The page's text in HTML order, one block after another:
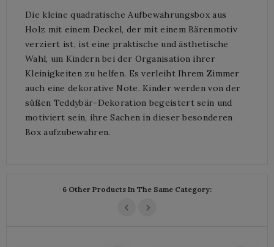
Die kleine quadratische Aufbewahrungsbox aus
Holz mit einem Deckel, der mit einem Bärenmotiv
verziert ist, ist eine praktische und ästhetische
Wahl, um Kindern bei der Organisation ihrer
Kleinigkeiten zu helfen. Es verleiht Ihrem Zimmer
auch eine dekorative Note. Kinder werden von der
süßen Teddybär-Dekoration begeistert sein und
motiviert sein, ihre Sachen in dieser besonderen
Box aufzubewahren.
6 Other Products In The Same Category: